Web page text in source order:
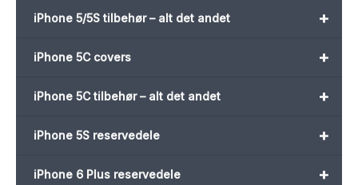
+
iPhone 5/5S tilbehør – alt det andet
+
iPhone 5C covers
+
iPhone 5C tilbehør – alt det andet
+
iPhone 5S reservedele
+
iPhone 6 Plus reservedele